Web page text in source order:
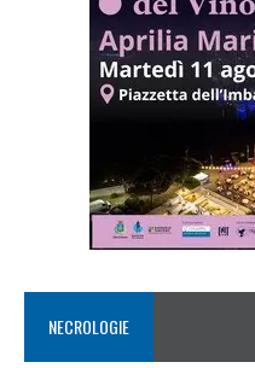
NECROLOGIE